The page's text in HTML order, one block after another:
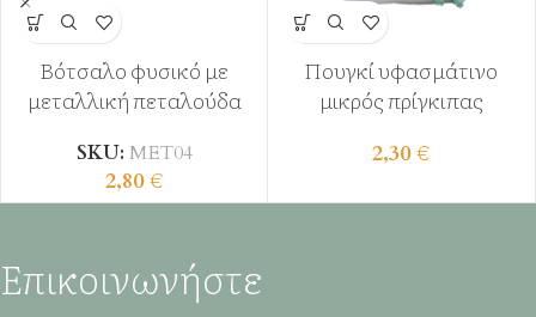
Βότσαλο φυσικό με
μεταλλική πεταλούδα
SKU: ΜΕΤ04
2,80€
Πουγκί υφασμάτινο
μικρός πρίγκιπας
2,30€
Επικοινωνήστε